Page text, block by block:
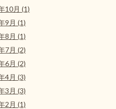
10月 (1)
9月 (1)
8月 (1)
7月 (2)
6月 (2)
4月 (3)
3月 (3)
2月 (1)